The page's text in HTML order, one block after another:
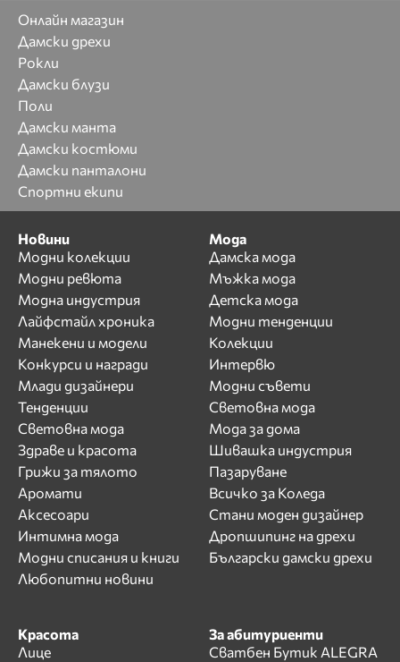
Онлайн магазин
Дамски дрехи
Рокли
Дамски блузи
Поли
Дамски манта
Дамски костюми
Дамски панталони
Спортни екипи
Новини
Модни колекции
Модни ревюта
Модна индустрия
Лайфстайл хроника
Манекени и модели
Конкурси и награди
Млади дизайнери
Тенденции
Световна мода
Здраве и красота
Грижи за тялото
Аромати
Аксесоари
Интимна мода
Модни списания и книги
Любопитни новини
Мода
Дамска мода
Мъжка мода
Детска мода
Модни тенденции
Колекции
Интервю
Модни съвети
Световна мода
Мода за дома
Шивашка индустрия
Пазаруване
Всичко за Коледа
Стани моден дизайнер
Дропшипинг на дрехи
Български дамски дрехи
Красота
Лице
За абитуриенти
Сватбен Бутик ALEGRA